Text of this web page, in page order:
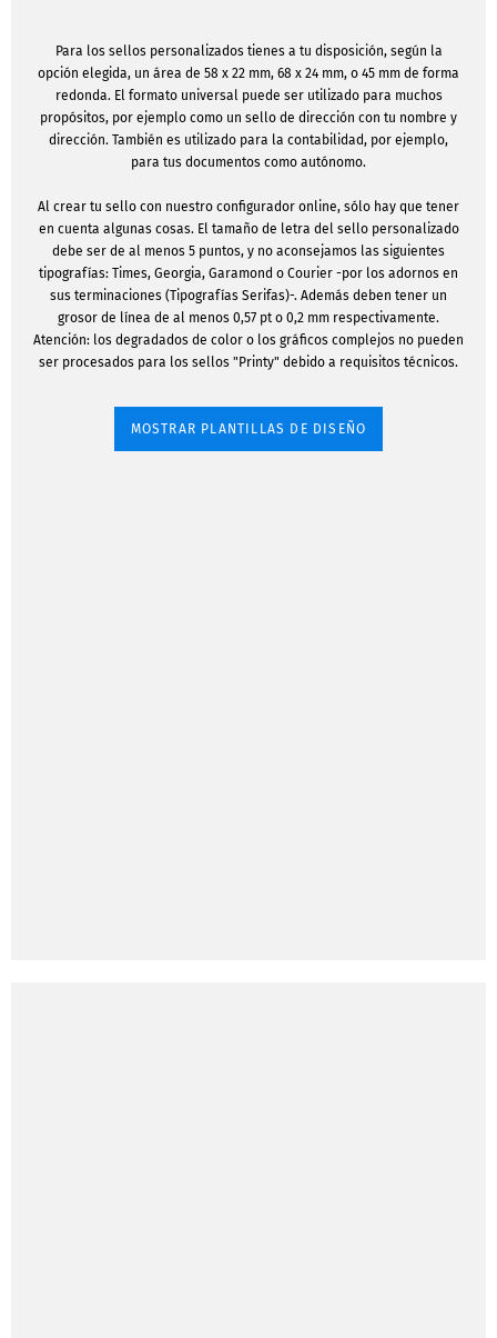
Para los sellos personalizados tienes a tu disposición, según la
opción elegida, un área de 58 x 22 mm, 68 x 24 mm, o 45 mm de forma
redonda. El formato universal puede ser utilizado para muchos
propósitos, por ejemplo como un sello de dirección con tu nombre y
dirección. También es utilizado para la contabilidad, por ejemplo,
para tus documentos como autónomo.
Al crear tu sello con nuestro configurador online, sólo hay que tener
en cuenta algunas cosas. El tamaño de letra del sello personalizado
debe ser de al menos 5 puntos, y no aconsejamos las siguientes
tipografías: Times, Georgia, Garamond o Courier -por los adornos en
sus terminaciones (Tipografías Serifas)-. Además deben tener un
grosor de línea de al menos 0,57 pt o 0,2 mm respectivamente.
Atención: los degradados de color o los gráficos complejos no pueden
ser procesados para los sellos "Printy" debido a requisitos técnicos.
MOSTRAR PLANTILLAS DE DISEÑO